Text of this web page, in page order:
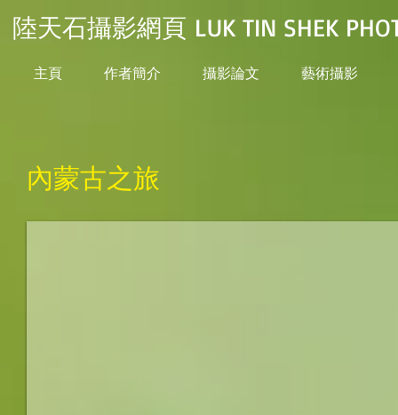
陸天石攝影網頁 LUK TIN SHEK
主頁 作者簡介 攝影論文 藝術攝影
內蒙古之旅